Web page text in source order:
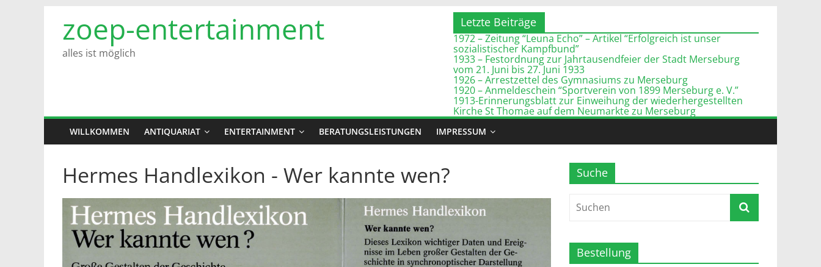
Inhalt
springen
zoep-entertainment
alles ist möglich
Letzte Beiträge
1972 – Zeitung “Leuna Echo” – Artikel “Erfolgreich ist unser
sozialistischer Kampfbund”
1933 – Festordnung zur Jahrtausendfeier der Stadt Merseburg
vom 21. Juni bis 27. Juni 1933
1926 – Arrestzettel des Gymnasiums zu Merseburg
1920 – Anmeldeschein “Sportverein von 1899 Merseburg e. V.”
1913-Erinnerungsblatt zur Einweihung der wiederhergestellten
Kirche St Thomae auf dem Neumarkte zu Merseburg
WILLKOMMEN ANTIQUARIAT ENTERTAINMENT BERATUNGSLEISTUNGEN IMPRESSUM
Hermes Handlexikon - Wer kannte wen? Suche
Bestellung